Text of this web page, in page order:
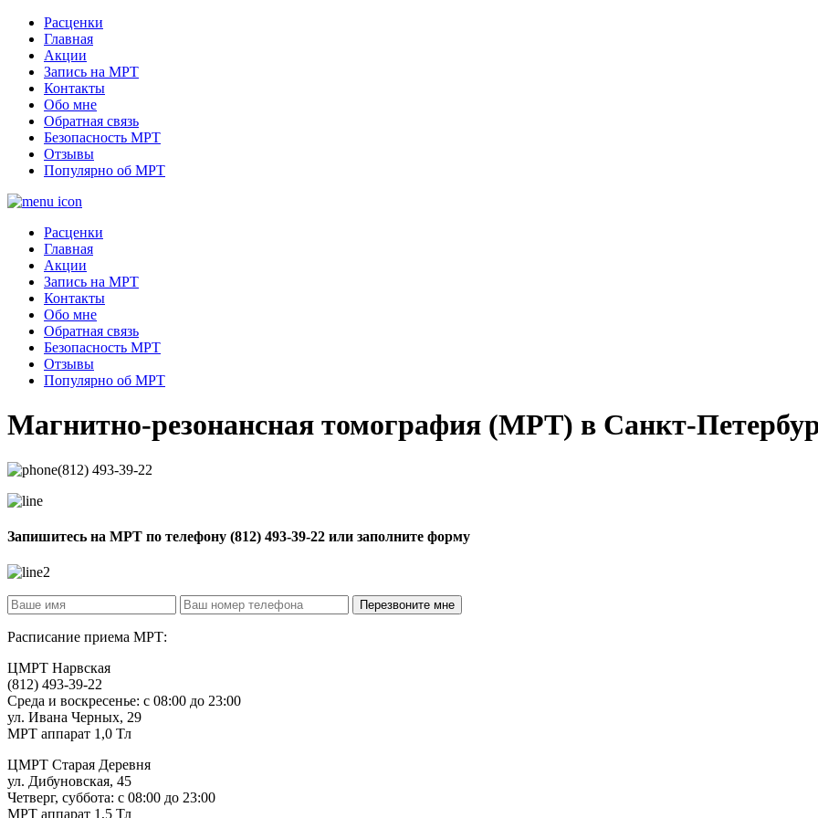
Расценки
Главная
Акции
Запись на МРТ
Контакты
Обо мне
Обратная связь
Безопасность МРТ
Отзывы
Популярно об МРТ
Расценки
Главная
Акции
Запись на МРТ
Контакты
Обо мне
Обратная связь
Безопасность МРТ
Отзывы
Популярно об МРТ
Магнитно-резонансная томография (МРТ) в Санкт-
(812) 493-39-22
Запишитесь на МРТ по телефону (812) 493-39-22 или заполните форму
Расписание приема МРТ:
ЦМРТ Нарвская
(812) 493-39-22
Среда и воскресенье: с 08:00 до 23:00
ул. Ивана Черных, 29
МРТ аппарат 1,0 Тл
ЦМРТ Старая Деревня
ул. Дибуновская, 45
Четверг, суббота: с 08:00 до 23:00
МРТ аппарат 1,5 Тл